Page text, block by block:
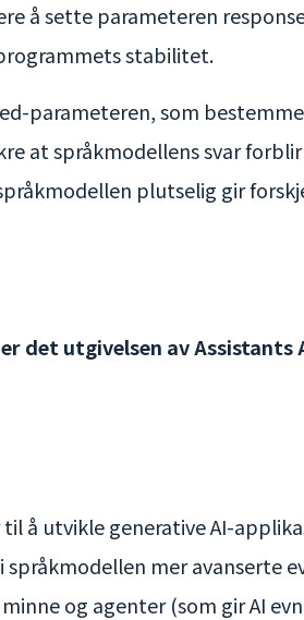
å sette parameteren
stabilitet.
parameteren, som
at språkmodellens svar
plutselig gir
det utgivelsen av Assistants
å utvikle generative AI-
mer avanserte
og agenter (som gir AI